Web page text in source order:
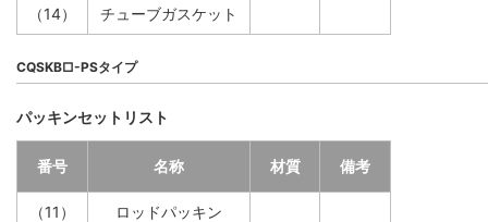
（14） チューブガスケット
CQSKB□-PSタイプ
パッキンセットリスト
番号 名称 材質 備考
（11） ロッドパッキン